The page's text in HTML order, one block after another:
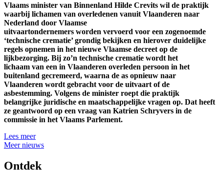
Vlaams minister van Binnenland Hilde Crevits wil de praktijk
waarbij lichamen van overledenen vanuit Vlaanderen naar
Nederland door Vlaamse
uitvaartondernemers worden vervoerd voor een zogenoemde
‘technische crematie’ grondig bekijken en hierover duidelijke
regels opnemen in het nieuwe Vlaamse decreet op de
lijkbezorging. Bij zo’n technische crematie wordt het
lichaam van een in Vlaanderen overleden persoon in het
buitenland gecremeerd, waarna de as opnieuw naar
Vlaanderen wordt gebracht voor de uitvaart of de
asbestemming. Volgens de minister roept die praktijk
belangrijke juridische en maatschappelijke vragen op. Dat heeft
ze geantwoord op een vraag van Katrien Schryvers in de
commissie in het Vlaams Parlement.
Lees meer
Meer nieuws
Ontdek